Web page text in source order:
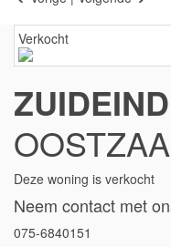
Verkocht
Deze woning is verkocht
Neem contact met
075-6840151